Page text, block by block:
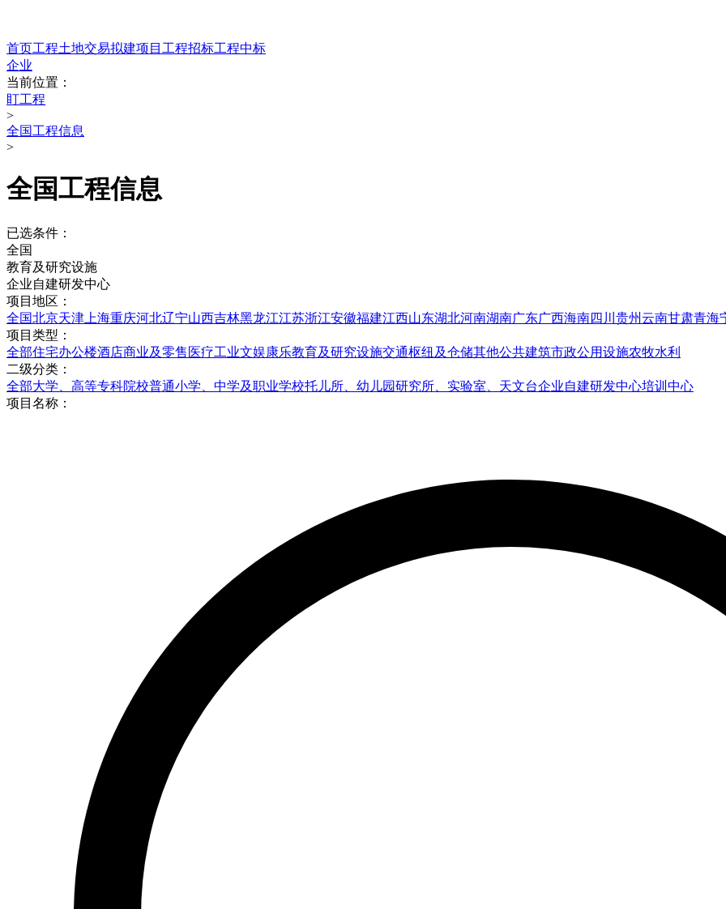
首页工程土地交易拟建项目 工程招标工程中标
企业
当前位置：
盯工程
>
全国工程信息
>
全国工程信息
已选条件：
全国
教育及研究设施
企业自建研发中心
项目地区：
全国北京天津 上海重庆河北辽宁山西吉林黑龙江江苏浙江安徽福建江西山东湖北河南湖南广东广西海南四川 贵州云南甘肃青海
项目类型：
全部住宅办公楼酒店商业及零售 医疗工业文娱康乐教育及研究设施交通枢纽及仓储其他公共建筑市政公用设施农牧水利
二级分类：
全部大学、高等专科院校普通小学、中学及职业学校托儿所、幼儿园研究所、实验室、天文台企业自建研发中心培训中心
项目名称：